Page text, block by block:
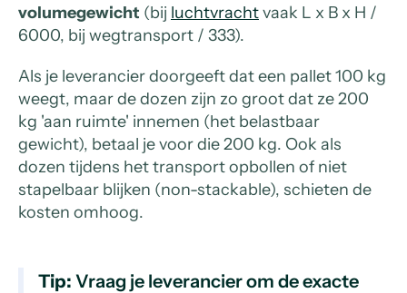
volumegewicht (bij luchtvrachtvaak L x B x H /
6000, bij wegtransport / 333).
Als je leverancier doorgeeft dat een pallet 100 kg
weegt, maar de dozen zijn zo groot dat ze 200
kg 'aan ruimte' innemen (het belastbaar
gewicht), betaal je voor die 200 kg. Ook als
dozen tijdens het transport opbollen of niet
stapelbaar blijken (non-stackable), schieten de
kosten omhoog.
Tip: Vraag je leverancier om de exacte